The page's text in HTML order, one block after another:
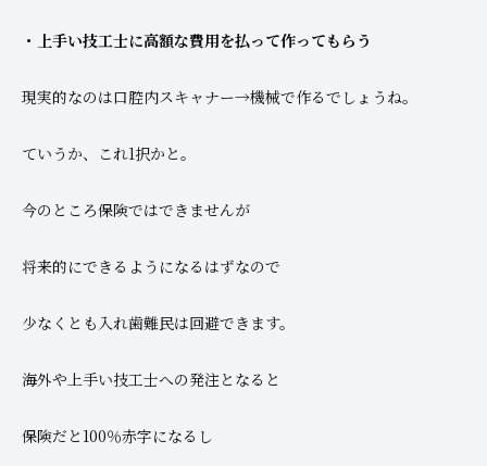
・上手い技工士に高額な費用を払って作ってもらう
現実的なのは口腔内スキャナー→機械で作るでしょうね。
ていうか、これ1択かと。
今のところ保険ではできませんが
将来的にできるようになるはずなので
少なくとも入れ歯難民は回避できます。
海外や上手い技工士への発注となると
保険だと100％赤字になるし